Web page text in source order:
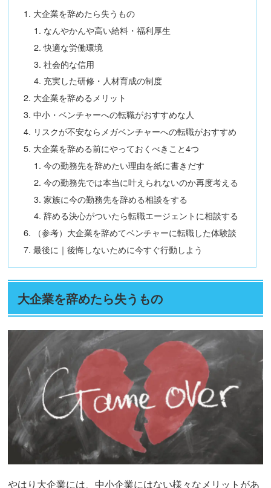
大企業を辞めたら失うもの
なんやかんや高い給料・福利厚生
快適な労働環境
社会的な信用
充実した研修・人材育成の制度
大企業を辞めるメリット
中小・ベンチャーへの転職がおすすめな人
リスクが不安ならメガベンチャーへの転職がおすすめ
大企業を辞める前にやっておくべきこと4つ
今の勤務先を辞めたい理由を紙に書きだす
今の勤務先では本当に叶えられないのか再度考える
家族に今の勤務先を辞める相談をする
辞める決心がついたら転職エージェントに相談する
（参考）大企業を辞めてベンチャーに転職した体験談
最後に｜後悔しないために今すぐ行動しよう
大企業を辞めたら失うもの
やはり大企業には、中小企業にはない様々なメリットがあ